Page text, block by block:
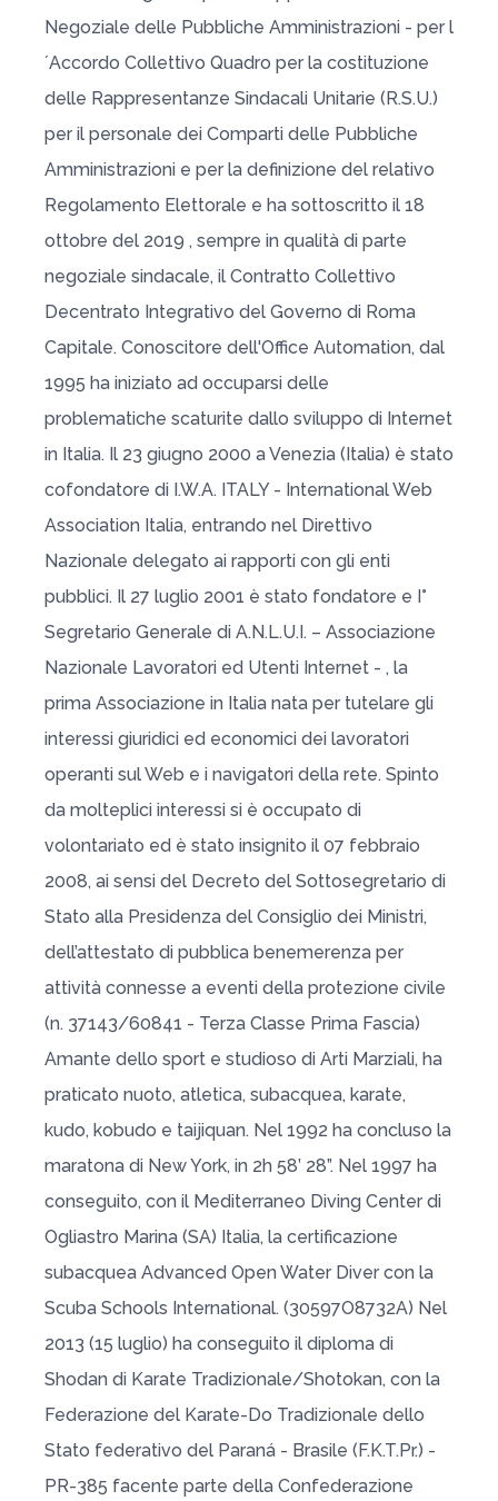
Negoziale delle Pubbliche Amministrazioni - per l
´Accordo Collettivo Quadro per la costituzione
delle Rappresentanze Sindacali Unitarie (R.S.U.)
per il personale dei Comparti delle Pubbliche
Amministrazioni e per la definizione del relativo
Regolamento Elettorale e ha sottoscritto il 18
ottobre del 2019 , sempre in qualità di parte
negoziale sindacale, il Contratto Collettivo
Decentrato Integrativo del Governo di Roma
Capitale. Conoscitore dell'Office Automation, dal
1995 ha iniziato ad occuparsi delle
problematiche scaturite dallo sviluppo di Internet
in Italia. Il 23 giugno 2000 a Venezia (Italia) è stato
cofondatore di I.W.A. ITALY - International Web
Association Italia, entrando nel Direttivo
Nazionale delegato ai rapporti con gli enti
pubblici. Il 27 luglio 2001 è stato fondatore e I°
Segretario Generale di A.N.L.U.I. – Associazione
Nazionale Lavoratori ed Utenti Internet - , la
prima Associazione in Italia nata per tutelare gli
interessi giuridici ed economici dei lavoratori
operanti sul Web e i navigatori della rete. Spinto
da molteplici interessi si è occupato di
volontariato ed è stato insignito il 07 febbraio
2008, ai sensi del Decreto del Sottosegretario di
Stato alla Presidenza del Consiglio dei Ministri,
dell’attestato di pubblica benemerenza per
attività connesse a eventi della protezione civile
(n. 37143/60841 - Terza Classe Prima Fascia)
Amante dello sport e studioso di Arti Marziali, ha
praticato nuoto, atletica, subacquea, karate,
kudo, kobudo e taijiquan. Nel 1992 ha concluso la
maratona di New York, in 2h 58’ 28”. Nel 1997 ha
conseguito, con il Mediterraneo Diving Center di
Ogliastro Marina (SA) Italia, la certificazione
subacquea Advanced Open Water Diver con la
Scuba Schools International. (30597O8732A) Nel
2013 (15 luglio) ha conseguito il diploma di
Shodan di Karate Tradizionale/Shotokan, con la
Federazione del Karate-Do Tradizionale dello
Stato federativo del Paraná - Brasile (F.K.T.Pr.) -
PR-385 facente parte della Confederazione